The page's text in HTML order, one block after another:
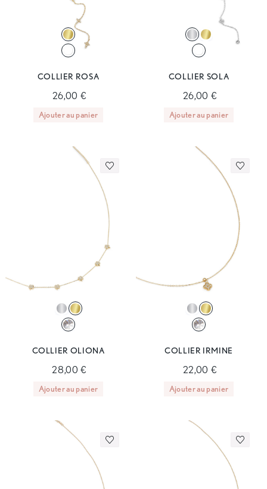
COLLIER ROSA
26,00 €
Ajouter au panier
COLLIER SOLA
26,00 €
Ajouter au panier
COLLIER OLIONA
28,00 €
Ajouter au panier
COLLIER IRMINE
22,00 €
Ajouter au panier